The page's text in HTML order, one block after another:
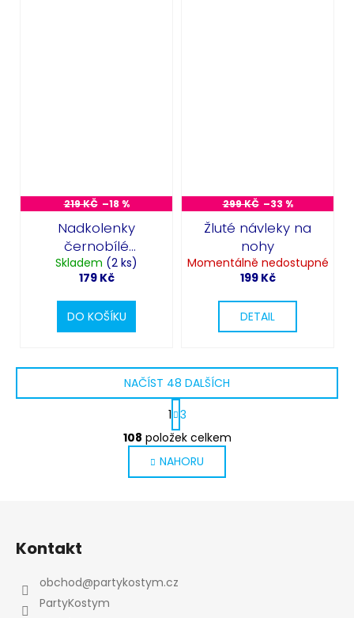
219 KČ –18 %
Nadkolenky
černobílé
Harlequin
Skladem (2 ks)
179 Kč
DO KOŠÍKU
299 KČ –33 %
Žluté návleky na
nohy
Momentálně nedostupné
199 Kč
DETAIL
O
v
l
á
r
NAČÍST 48 DALŠÍCH
S
t
r
á
n
k
1 3
108 položek celkem
NAHORU
Kontakt
obchod@partykostym.cz
PartyKostym